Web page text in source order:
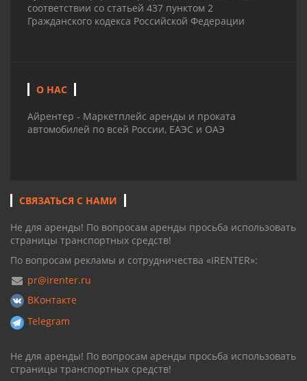
соответствии со статьей 437 пунктом 2
Гражданского кодекса Российской Федерации
О НАС
Айрентер - Маркетплейс аренды и проката
автомобилей по всей России, ЕАЭС и ОАЭ
СВЯЗАТЬСЯ С НАМИ
Не для аренды! По вопросам аренды просьба использовать
страницы транспортных средств!
По вопросам рекламы и сотрудничества «IRENTER»:
pr@irenter.ru
ВКонтакте
Telegram
Не для аренды! По вопросам аренды просьба использовать
страницы транспортных средств!